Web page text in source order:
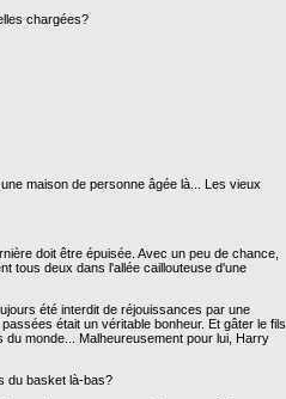
chargées?
maison de personne âgée là... Les vieux
doit être épuisée. Avec un peu de chance,
tous deux dans l'allée caillouteuse d'une
été interdit de réjouissances par une
était un véritable bonheur. Et gâter le fils
monde... Malheureusement pour lui, Harry
du basket là-bas?